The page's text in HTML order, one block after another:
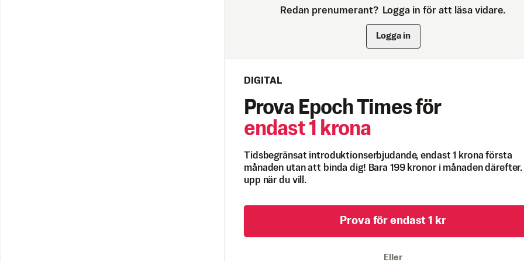
Redan prenumerant? Logga in för att läsa vidare.
Logga in
DIGITAL
Prova Epoch Times för
endast 1 krona
Tidsbegränsat introduktionserbjudande, endast 1 krona första
månaden utan att binda dig! Bara 199 kronor i månaden därefter.
upp när du vill.
Prova för endast 1 kr
Eller